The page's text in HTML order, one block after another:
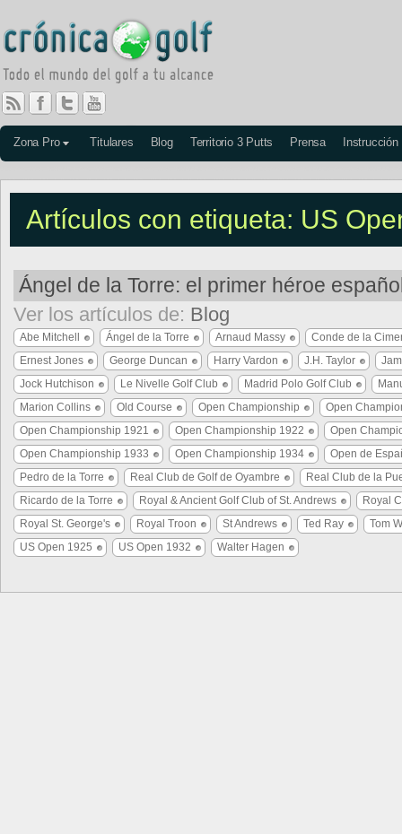
Zona Pro Titulares Blog Territorio 3 Putts Prensa Instrucción
Artículos con etiqueta: US
Ángel de la Torre: el primer héroe
Ver los artículos de: Blog
Abe Mitchell Ángel de la Torre Arnaud Massy
Conde de la
Ernest Jones
George Duncan Harry Vardon J.H. Taylor
Jock Hutchison
Le Nivelle Golf Club Madrid Polo Golf Club
Marion Collins
Old Course Open Championship
Open
Open Championship 1921
Open Championship 1922
Open
Open Championship 1933
Open Championship 1934
Open de
Pedro de la Torre
Real Club de Golf de Oyambre
Real Club de la
Ricardo de la Torre
Royal & Ancient Golf Club of St. Andrews
Royal
Royal St. George's
Royal Troon St Andrews Ted Ray
Tom
US Open 1925
US Open 1932 Walter Hagen